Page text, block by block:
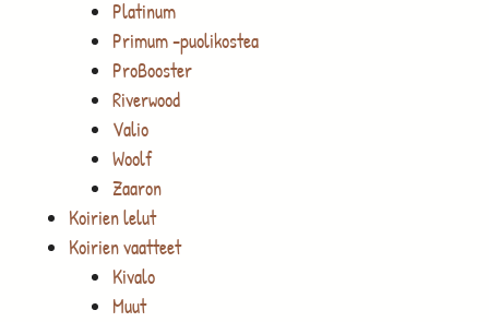
Platinum
Primum -puolikostea
ProBooster
Riverwood
Valio
Woolf
Zaaron
Koirien lelut
Koirien vaatteet
Kivalo
Muut